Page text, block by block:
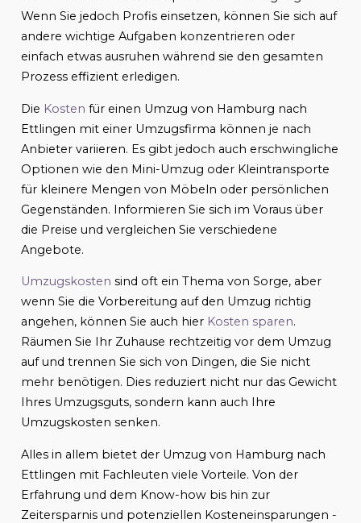
Wenn Sie jedoch Profis einsetzen, können Sie sich auf
andere wichtige Aufgaben konzentrieren oder
einfach etwas ausruhen während sie den gesamten
Prozess effizient erledigen.
Die Kosten für einen Umzug von Hamburg nach
Ettlingen mit einer Umzugsfirma können je nach
Anbieter variieren. Es gibt jedoch auch erschwingliche
Optionen wie den Mini-Umzug oder Kleintransporte
für kleinere Mengen von Möbeln oder persönlichen
Gegenständen. Informieren Sie sich im Voraus über
die Preise und vergleichen Sie verschiedene
Angebote.
Umzugskosten sind oft ein Thema von Sorge, aber
wenn Sie die Vorbereitung auf den Umzug richtig
angehen, können Sie auch hier Kosten sparen.
Räumen Sie Ihr Zuhause rechtzeitig vor dem Umzug
auf und trennen Sie sich von Dingen, die Sie nicht
mehr benötigen. Dies reduziert nicht nur das Gewicht
Ihres Umzugsguts, sondern kann auch Ihre
Umzugskosten senken.
Alles in allem bietet der Umzug von Hamburg nach
Ettlingen mit Fachleuten viele Vorteile. Von der
Erfahrung und dem Know-how bis hin zur
Zeitersparnis und potenziellen Kosteneinsparungen -